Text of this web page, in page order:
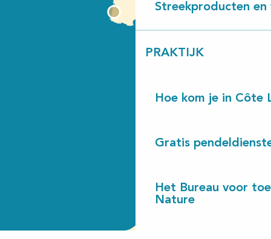
Streekproducten en
PRAKTIJK
Hoe kom je in Côte
Gratis
Het Bureau voor
Nature